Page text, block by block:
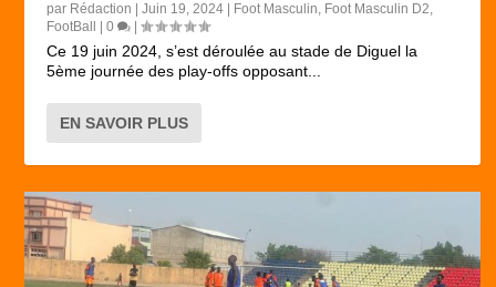
par Rédaction |Juin 19, 2024 Foot Masculin, Foot Masculin D2,
FootBall
|0 |
Ce 19 juin 2024, s’est déroulée au stade de Diguel la
5ème journée des play-offs opposant...
EN SAVOIR PLUS